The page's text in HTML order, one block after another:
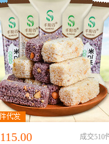
115.00
成交510